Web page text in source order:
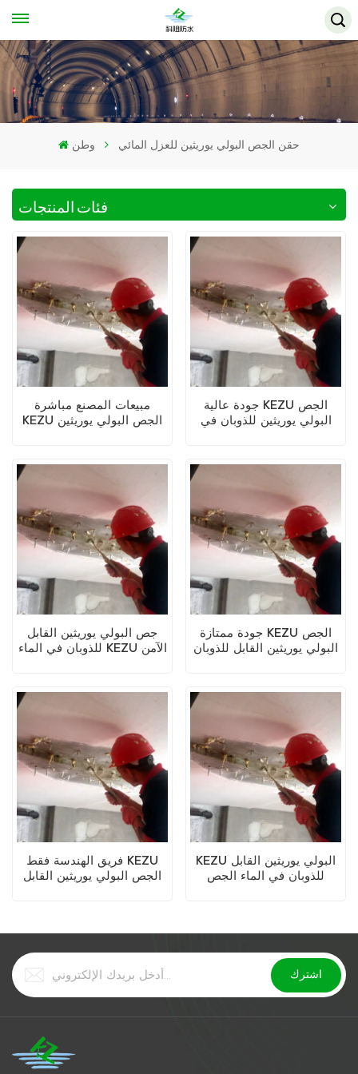
وطن حقن الجص البولي يوريثين للعزل المائي
فئات المنتجات
مبيعات المصنع مباشرة
KEZU الجص البولي يوريثين
جودة عالية KEZU الجص
البولي يوريثين للذوبان في
جص البولي يوريثين القابل
للذوبان في الماء KEZU الآمن
جودة ممتازة KEZU الجص
البولي يوريثين القابل للذوبان
فريق الهندسة فقط KEZU
الجص البولي يوريثين القابل
KEZU البولي يوريثين القابل
للذوبان في الماء الجص